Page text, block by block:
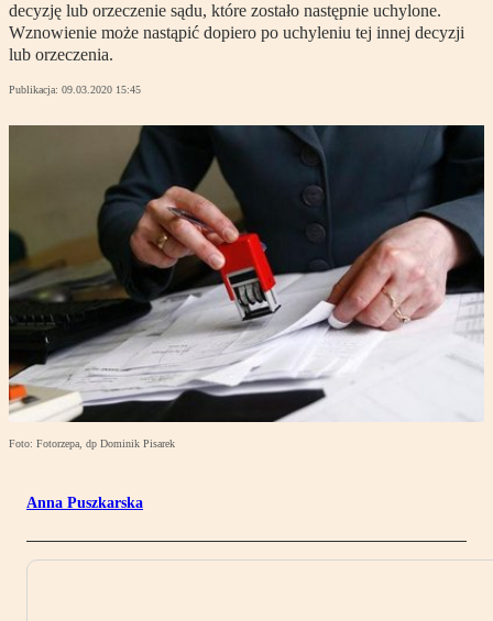
decyzję lub orzeczenie sądu, które zostało następnie uchylone.
Wznowienie może nastąpić dopiero po uchyleniu tej innej decyzji
lub orzeczenia.
Publikacja: 09.03.2020 15:45
Foto: Fotorzepa, dp Dominik Pisarek
Anna Puszkarska